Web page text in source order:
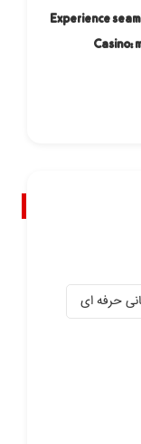
Experience
Casino:
حرفه ای